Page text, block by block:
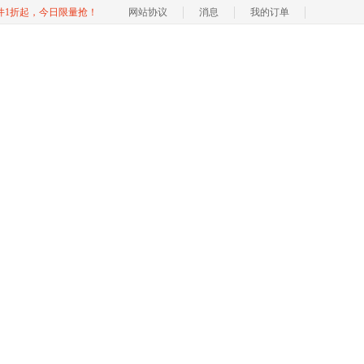
1折起，今日限量抢！ 网站协议 消息 我的订单